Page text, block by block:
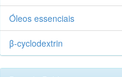
Óleos essenciais
β-cyclodextrin